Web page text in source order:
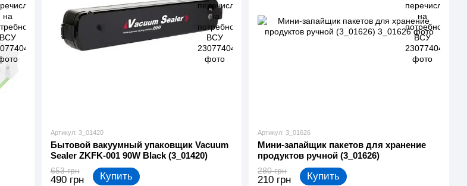
Артикул: 3_01420
Бытовой вакуумный упаковщик Vacuum
Sealer ZKFK-001 90W Black (3_01420)
653 грн
490 грн Купить
Артикул: 3_01626
Мини-запайщик пакетов для хранение
продуктов ручной (3_01626)
280 грн
210 грн Купить